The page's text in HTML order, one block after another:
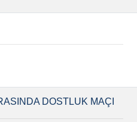
DOSTLUK MAÇI